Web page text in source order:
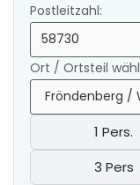
Postleitzahl:
Ort / Ortsteil
1 Pers.
3 Pers